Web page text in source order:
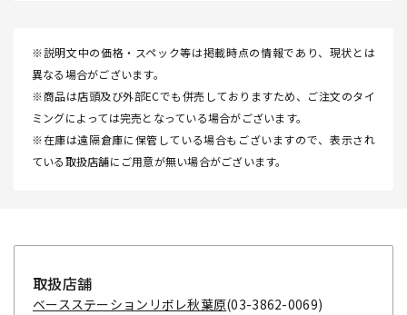
※説明文中の価格・スペック等は掲載時点の情報であり、現状とは
異なる場合がございます。
※商品は店頭及び外部ECでも併売しておりますため、ご注文のタイ
ミングによっては完売となっている場合がございます。
※在庫は遠隔倉庫に保管している場合もございますので、表示され
ている取扱店舗にご用意が無い場合がございます。
取扱店舗
ベースステーションリボレ秋葉原(03-3862-0069)